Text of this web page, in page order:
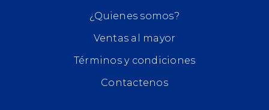
¿Quienes somos?
Ventas al mayor
Términos y condiciones
Contactenos